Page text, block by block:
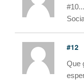
#12
Que